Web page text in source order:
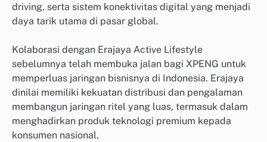
driving, serta sistem konektivitas digital yang menjadi
daya tarik utama di pasar global.
Kolaborasi dengan Erajaya Active Lifestyle
sebelumnya telah membuka jalan bagi XPENG untuk
memperluas jaringan bisnisnya di Indonesia. Erajaya
dinilai memiliki kekuatan distribusi dan pengalaman
membangun jaringan ritel yang luas, termasuk dalam
menghadirkan produk teknologi premium kepada
konsumen nasional.